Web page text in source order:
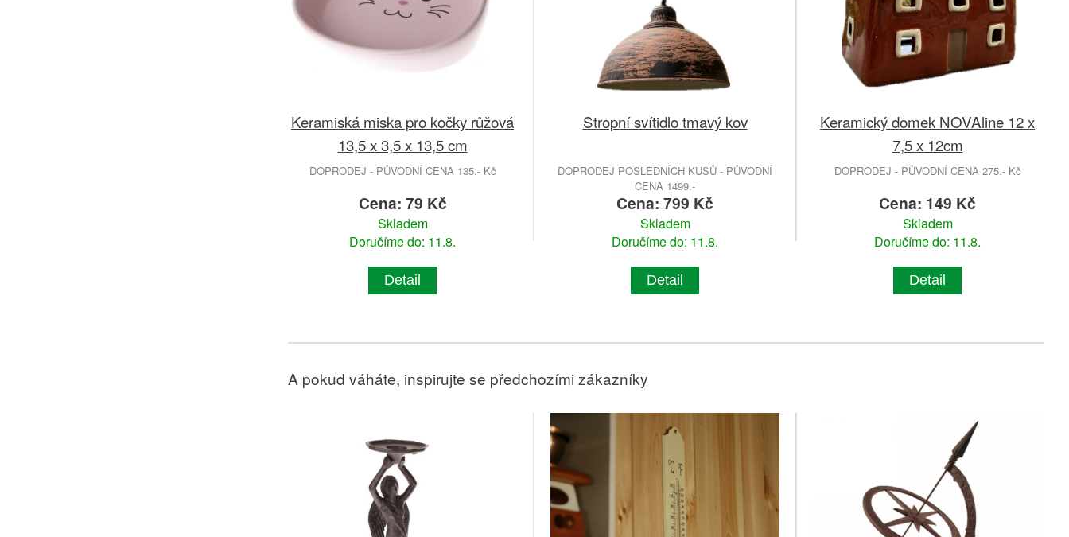
Keramiská miska pro kočky růžová
13,5 x 3,5 x 13,5 cm
DOPRODEJ - PŮVODNÍ CENA 135.- Kč
Cena: 79 Kč
Skladem
Doručíme do: 11.8.
Detail
Stropní svítidlo tmavý kov
DOPRODEJ POSLEDNÍCH KUSŮ - PŮVODNÍ
CENA 1499.-
Cena: 799 Kč
Skladem
Doručíme do: 11.8.
Detail
Keramický domek NOVAline 12 x
7,5 x 12cm
DOPRODEJ - PŮVODNÍ CENA 275.- Kč
Cena: 149 Kč
Skladem
Doručíme do: 11.8.
Detail
A pokud váháte, inspirujte se předchozími zákazníky